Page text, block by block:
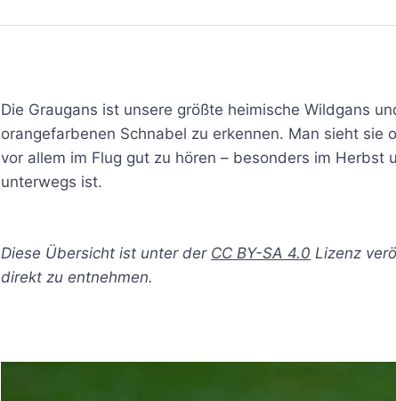
Die Graugans ist unsere größte heimische Wildgans
orangefarbenen Schnabel zu erkennen. Man sieht sie
vor allem im Flug gut zu hören – besonders im Herbst
unterwegs ist.
Diese Übersicht ist unter der CC BY-SA 4.0 Lizenz
direkt zu entnehmen.